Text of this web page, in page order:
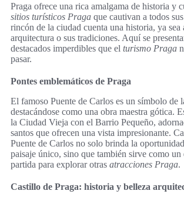
Praga ofrece una rica amalgama de historia y
sitios turísticos Praga que cautivan a todos
rincón de la ciudad cuenta una historia, ya sea
arquitectura o sus tradiciones. Aquí se
destacados imperdibles que el turismo Praga
pasar.
Pontes emblemáticos de Praga
El famoso Puente de Carlos es un símbolo de
destacándose como una obra maestra gótica.
la Ciudad Vieja con el Barrio Pequeño,
santos que ofrecen una vista impresionante.
Puente de Carlos no solo brinda la
paisaje único, sino que también sirve como un
partida para explorar otras atracciones Praga.
Castillo de Praga: historia y belleza